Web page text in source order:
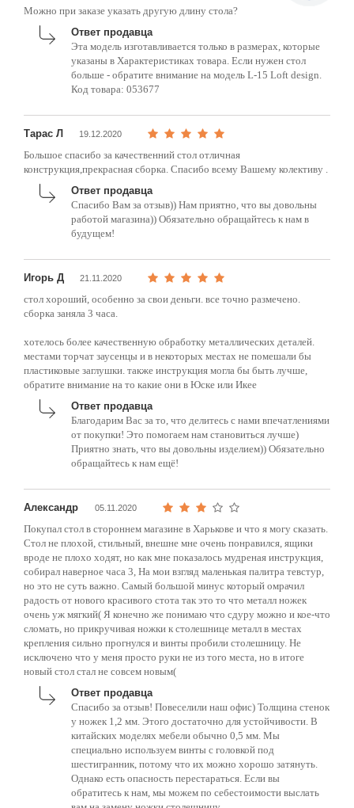
Можно при заказе указать другую длину стола?
Ответ продавца
Эта модель изготавливается только в размерах, которые
указаны в Характеристиках товара. Если нужен стол
больше - обратите внимание на модель L-15 Loft design.
Код товара: 053677
Тарас Л 19.12.2020
Большое спасибо за качественний стол отличная
конструкция,прекрасная сборка. Спасибо всему Вашему колективу .
Ответ продавца
Спасибо Вам за отзыв)) Нам приятно, что вы довольны
работой магазина)) Обязательно обращайтесь к нам в
будущем!
Игорь Д 21.11.2020
стол хороший, особенно за свои деньги. все точно размечено.
сборка заняла 3 часа.
хотелось более качественную обработку металлических деталей.
местами торчат заусенцы и в некоторых местах не помешали бы
пластиковые заглушки. также инструкция могла бы быть лучше,
обратите внимание на то какие они в Юске или Икее
Ответ продавца
Благодарим Вас за то, что делитесь с нами впечатлениями
от покупки! Это помогаем нам становиться лучше)
Приятно знать, что вы довольны изделием)) Обязательно
обращайтесь к нам ещё!
Александр 05.11.2020
Покупал стол в стороннем магазине в Харькове и что я могу сказать.
Стол не плохой, стильный, внешне мне очень понравился, ящики
вроде не плохо ходят, но как мне показалось мудреная инструкция,
собирал наверное часа 3, На мои взгляд маленькая палитра тевстур,
но это не суть важно. Самый большой минус который омрачил
радость от нового красивого стота так это то что металл ножек
очень уж мягкий( Я конечно же понимаю что сдуру можно и кое-что
сломать, но прикручивая ножки к столешнице металл в местах
крепления сильно прогнулся и винты пробили столешницу. Не
исключено что у меня просто руки не из того места, но в итоге
новый стол стал не совсем новым(
Ответ продавца
Спасибо за отзыв! Повеселили наш офис) Толщина стенок
у ножек 1,2 мм. Этого достаточно для устойчивости. В
китайских моделях мебели обычно 0,5 мм. Мы
специально используем винты с головкой под
шестигранник, потому что их можно хорошо затянуть.
Однако есть опасность перестараться. Если вы
обратитесь к нам, мы можем по себестоимости выслать